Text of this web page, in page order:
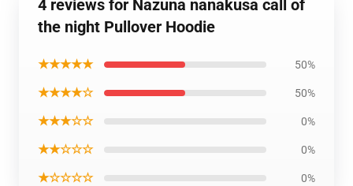
4 reviews for Nazuna nanakusa call of
the night Pullover Hoodie
★★★★★ 50%
★★★★☆ 50%
★★★☆☆ 0%
★★☆☆☆ 0%
★☆☆☆☆ 0%